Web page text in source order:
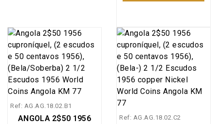
Ref: AG.AG.18.02.B1
ANGOLA 2$50 1956
Ref: AG.AG.18.02.C2